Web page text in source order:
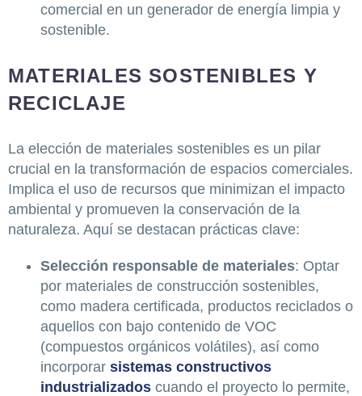
comercial en un generador de energía limpia y
sostenible.
MATERIALES SOSTENIBLES Y
RECICLAJE
La elección de materiales sostenibles es un pilar
crucial en la transformación de espacios comerciales.
Implica el uso de recursos que minimizan el impacto
ambiental y promueven la conservación de la
naturaleza. Aquí se destacan prácticas clave:
Selección responsable de materiales: Optar
por materiales de construcción sostenibles,
como madera certificada, productos reciclados o
aquellos con bajo contenido de VOC
(compuestos orgánicos volátiles), así como
incorporar sistemas constructivos
industrializados cuando el proyecto lo permite,